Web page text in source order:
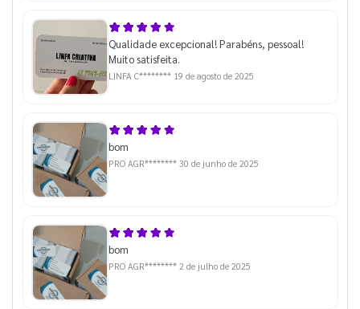
Qualidade excepcional! Parabéns, pessoal!
Muito satisfeita.
LINFA C******** 19 de agosto de 2025
bom
PRO AGR******** 30 de junho de 2025
bom
PRO AGR******** 2 de julho de 2025